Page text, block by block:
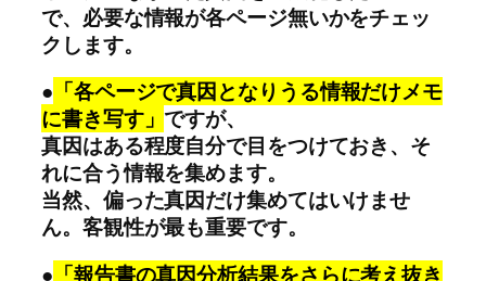
で、必要な情報が各ページ無いかをチェッ
クします。
● 「各ページで真因となりうる情報だけメモ
に書き写す」 ですが、
真因はある程度自分で目をつけておき、そ
れに合う情報を集めます。
当然、偏った真因だけ集めてはいけませ
ん。客観性が最も重要です。
● 「報告書の真因分析結果をさらに考え抜き